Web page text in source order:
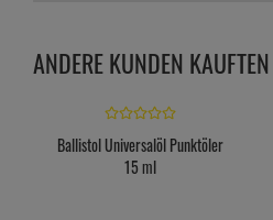
ANDERE KUNDEN
Ballistol Universalöl Punktöler
15 ml